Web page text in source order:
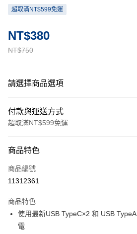
超取滿NT$599免運
NT$750
NT$380
請選擇商品選項
付款與運送方式
超取滿NT$599免運
信用卡一次付款
超商取貨付款
Apple Pay
街口支付
商品特色
商品編號
11312361
商品特色
使用最新USB TypeC×2 和 USB
電